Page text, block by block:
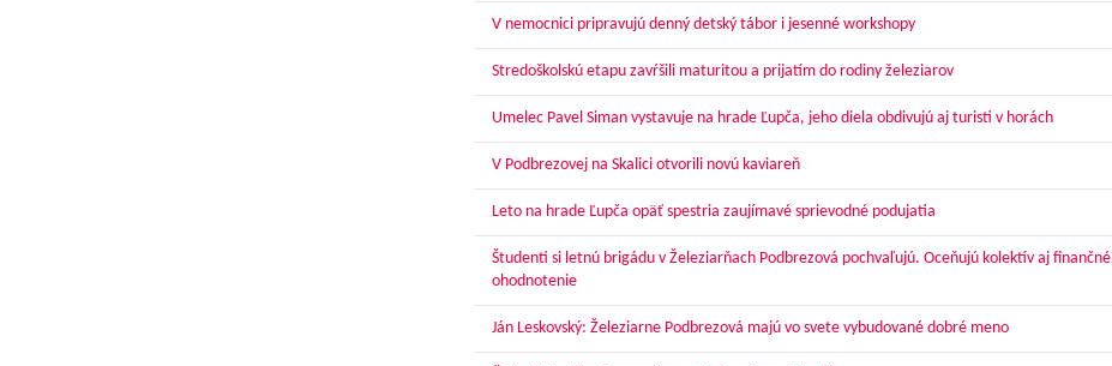
V nemocnici pripravujú denný detský tábor i jesenné workshopy
Stredoškolskú etapu zavŕšili maturitou a prijatím do rodiny železiarov
Umelec Pavel Siman vystavuje na hrade Ľupča, jeho diela obdivujú aj turisti v horách
V Podbrezovej na Skalici otvorili novú kaviareň
Leto na hrade Ľupča opäť spestria zaujímavé sprievodné podujatia
Študenti si letnú brigádu v Železiarňach Podbrezová pochvaľujú. Oceňujú kolektív aj finančné
ohodnotenie
Ján Leskovský: Železiarne Podbrezová majú vo svete vybudované dobré meno